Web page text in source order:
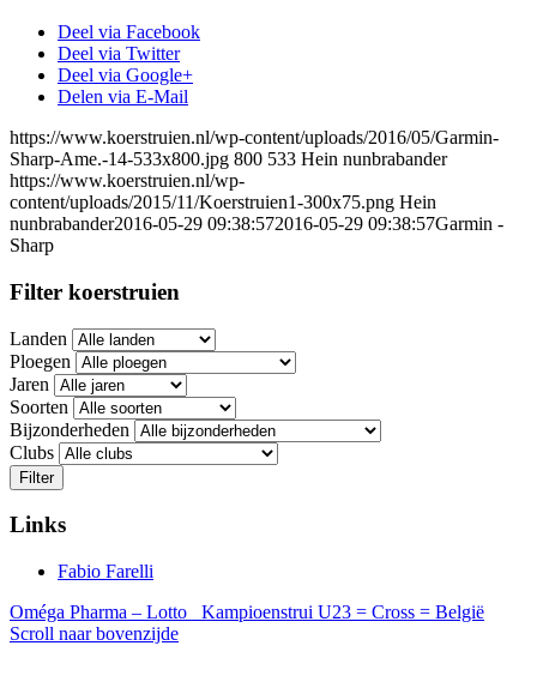
Deel via Facebook
Deel via Twitter
Deel via Google+
Delen via E-Mail
https://www.koerstruien.nl/wp-content/uploads/2016/05/Garmin-
Sharp-Ame.-14-533x800.jpg 800 533 Hein nunbrabander
https://www.koerstruien.nl/wp-
content/uploads/2015/11/Koerstruien1-300x75.png Hein
nunbrabander2016-05-29 09:38:572016-05-29 09:38:57Garmin -
Sharp
Filter koerstruien
Landen
Ploegen
Jaren
Soorten
Bijzonderheden
Clubs
Filter
Links
Fabio Farelli
Oméga Pharma – Lotto
Kampioenstrui U23 = Cross = België
Scroll naar bovenzijde